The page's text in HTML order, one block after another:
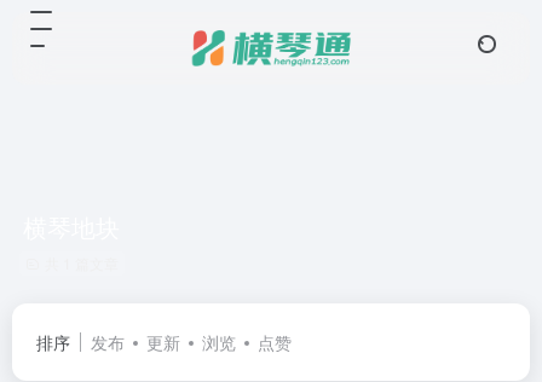
排序 发布 更新 浏览 点赞